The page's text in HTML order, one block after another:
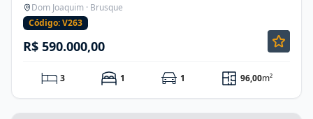
Dom Joaquim · Brusque
Código: V263
R$ 590.000,00
3 1 1 96,00m²